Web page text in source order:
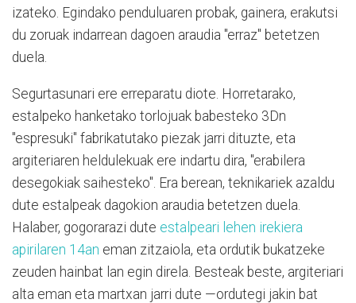
izateko. Egindako penduluaren probak, gainera, erakutsi
du zoruak indarrean dagoen araudia "erraz" betetzen
duela.
Segurtasunari ere erreparatu diote. Horretarako,
estalpeko hanketako torlojuak babesteko 3Dn
"espresuki" fabrikatutako piezak jarri dituzte, eta
argiteriaren heldulekuak ere indartu dira, "erabilera
desegokiak saihesteko". Era berean, teknikariek azaldu
dute estalpeak dagokion araudia betetzen duela.
Halaber, gogorarazi dute estalpeari lehen irekiera
apirilaren 14an eman zitzaiola, eta ordutik bukatzeke
zeuden hainbat lan egin direla. Besteak beste, argiteriari
alta eman eta martxan jarri dute —ordutegi jakin bat